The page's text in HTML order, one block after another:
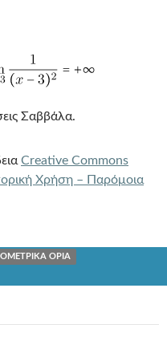
Σαββάλα.
Creative Commons
Χρήση – Παρόμοια
ΟΡΙΑ